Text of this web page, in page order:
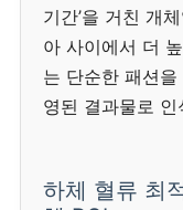
기간’을 거친 개
아 사이에서 더
는 단순한 패션
영된 결과물로
하체 혈류 최